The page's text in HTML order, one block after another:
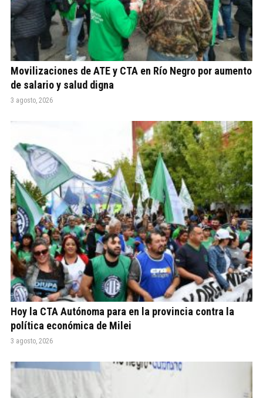
Movilizaciones de ATE y CTA en Río Negro por aumento
de salario y salud digna
3 agosto, 2026
Hoy la CTA Autónoma para en la provincia contra la
política económica de Milei
3 agosto, 2026